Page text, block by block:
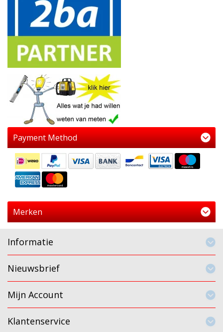
Payment Method
Merken
Informatie
Nieuwsbrief
Mijn Account
Klantenservice